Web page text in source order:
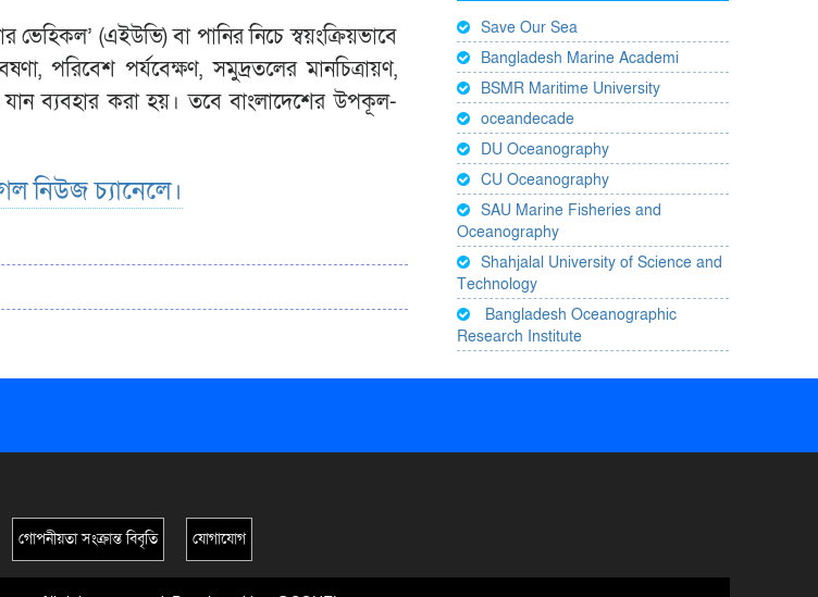
ভেহিকল’ (এইউভি) বা পানির নিচে স্বয়ংক্রিয়ভাবে
পরিবেশ পর্যবেক্ষণ, সমুদ্রতলের মানচিত্রায়ণ,
ব্যবহার করা হয়। তবে বাংলাদেশের উপকূল-
নিউজ চ্যানেলে।
Save Our Sea
Bangladesh Marine Academi
BSMR Maritime University
oceandecade
DU Oceanography
CU Oceanography
SAU Marine Fisheries and
Oceanography
Shahjalal University of Science and
Technology
Bangladesh Oceanographic
Research Institute
গোপনীয়তা সংক্রান্ত বিবৃতি যোগাযোগ